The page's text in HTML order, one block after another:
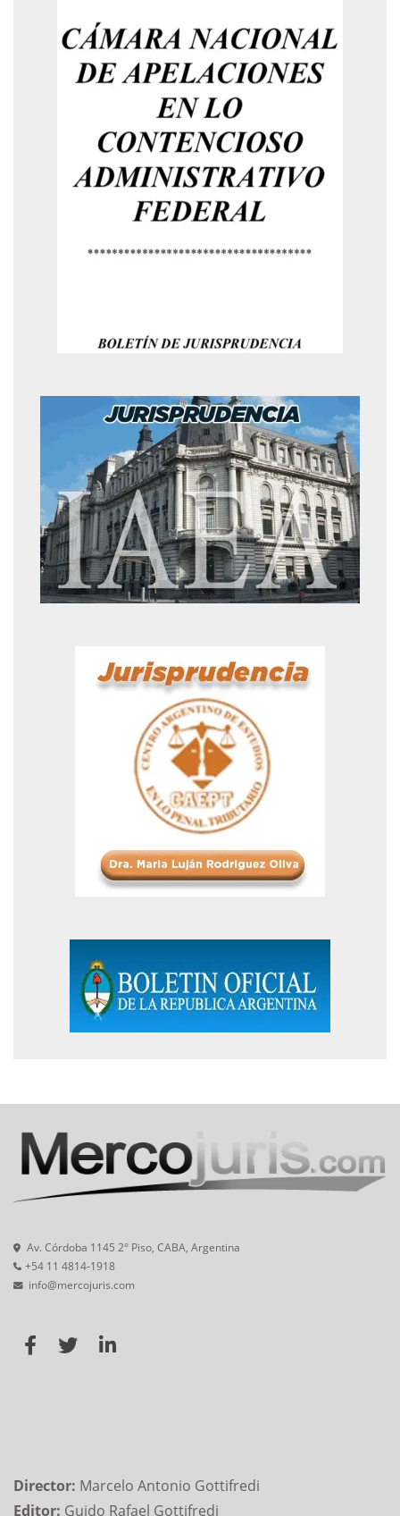
Av. Córdoba 1145 2° Piso, CABA, Argentina
+54 11 4814-1918
info@mercojuris.com
Director: Marcelo Antonio Gottifredi
Editor: Guido Rafael Gottifredi